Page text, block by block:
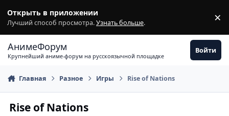
Открыть в приложении
Лучший способ просмотра.Узнать больше. ×
АнимеФорум
Крупнейший аниме-форум на русскоязычной площадке
Войти
Главная Разное Игры Rise of Nations
Rise of Nations